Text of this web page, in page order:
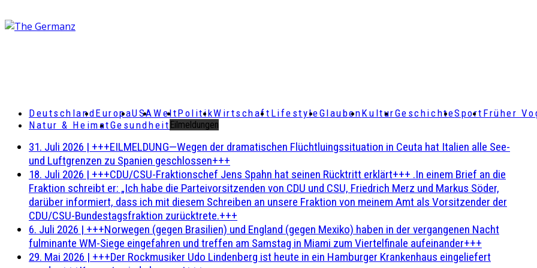
DeutschlandEuropaUSAWeltPolitikWirtschaft LifestyleGlaubenKulturGeschichteSport Früher
Natur & HeimatGesundheit Eilmeldungen
31. Juli 2026 | +++EILMELDUNG—Wegen der dramatischen Flüchtluingssituation in Ceuta hat Italien alle See-
und Luftgrenzen zu Spanien geschlossen+++
18. Juli 2026 | +++CDU/CSU-Fraktionschef Jens Spahn hat seinen Rücktritt erklärt+++ .In einem Brief an die
Fraktion schreibt er: „Ich habe die Parteivorsitzenden von CDU und CSU, Friedrich Merz und Markus Söder,
darüber informiert, dass ich mit diesem Schreiben an unsere Fraktion von meinem Amt als Vorsitzender der
CDU/CSU-Bundestagsfraktion zurücktrete.+++
6. Juli 2026 | +++Norwegen (gegen Brasilien) und England (gegen Mexiko) haben in der vergangenen Nacht
fulminante WM-Siege eingefahren und treffen am Samstag in Miami zum Viertelfinale aufeinander+++
29. Mai 2026 | +++Der Rockmusiker Udo Lindenberg ist heute in ein Hamburger Krankenhaus eingeliefert